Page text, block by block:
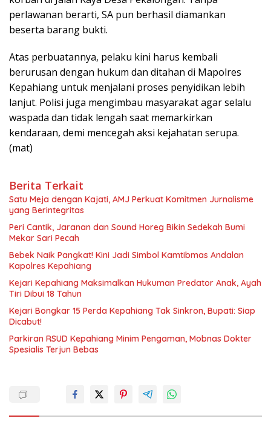
perlawanan berarti, SA pun berhasil diamankan
beserta barang bukti.
Atas perbuatannya, pelaku kini harus kembali
berurusan dengan hukum dan ditahan di Mapolres
Kepahiang untuk menjalani proses penyidikan lebih
lanjut. Polisi juga mengimbau masyarakat agar selalu
waspada dan tidak lengah saat memarkirkan
kendaraan, demi mencegah aksi kejahatan serupa.
(mat)
Berita Terkait
Satu Meja dengan Kajati, AMJ Perkuat Komitmen Jurnalisme
yang Berintegritas
Peri Cantik, Jaranan dan Sound Horeg Bikin Sedekah Bumi
Mekar Sari Pecah
Bebek Naik Pangkat! Kini Jadi Simbol Kamtibmas Andalan
Kapolres Kepahiang
Kejari Kepahiang Maksimalkan Hukuman Predator Anak, Ayah
Tiri Dibui 18 Tahun
Kejari Bongkar 15 Perda Kepahiang Tak Sinkron, Bupati: Siap
Dicabut!
Parkiran RSUD Kepahiang Minim Pengaman, Mobnas Dokter
Spesialis Terjun Bebas